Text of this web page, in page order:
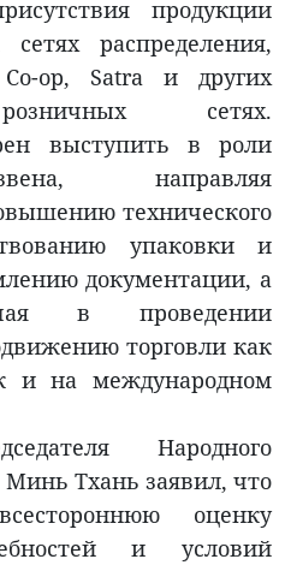
продукции
распределения,
op, Satra и других
сетях.
выступить в роли
направляя
технического
упаковки и
документации, а
в проведении
торговли как
и на международном
Народного
Минь Тхань заявил, что
оценку
и условий